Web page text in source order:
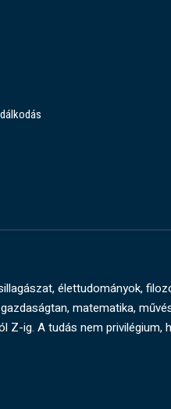
élettudományok,
matematika,
ig. A tudás nem